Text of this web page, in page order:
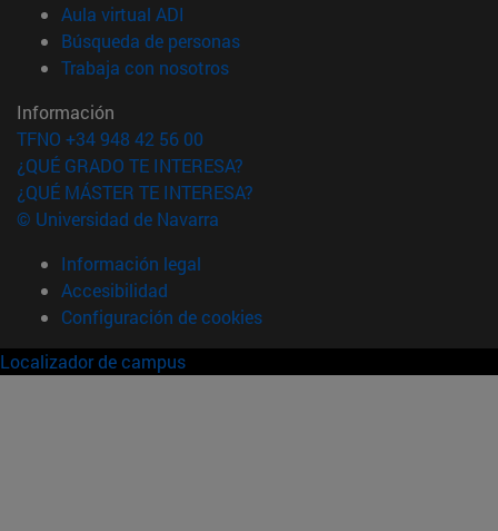
Aula virtual ADI
Búsqueda de personas(abre en nueva ventana)
Trabaja con nosotros(abre en nueva ventana)
Información
TFNO +34 948 42 56 00
¿QUÉ GRADO TE INTERESA?
¿QUÉ MÁSTER TE INTERESA?
© Universidad de Navarra
Información legal
Accesibilidad
Configuración de cookies
Localizador de campus